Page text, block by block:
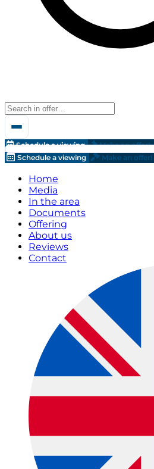
Schedule a viewing Make an offer!
Schedule a viewing
Make an offer!
Home
Media
In the area
Documents
Offering
About us
Reviews
Contact